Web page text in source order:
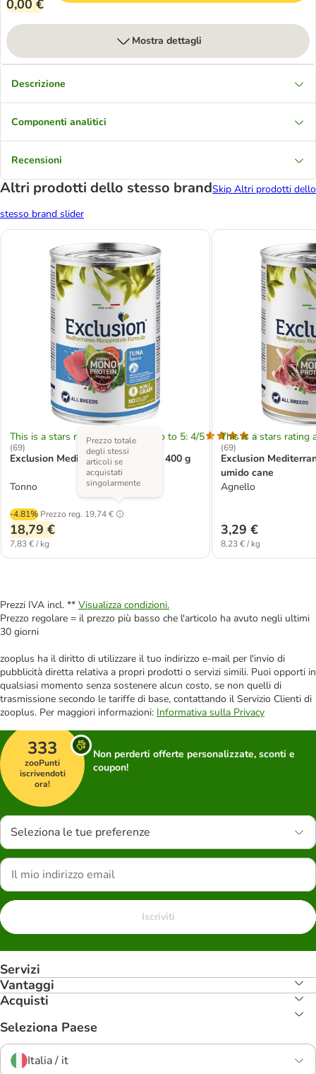
0,00 €
Mostra dettagli
Descrizione
Componenti analitici
Recensioni
Altri prodotti dello stesso brandSkip Altri prodotti dello
stesso brand slider
This is a stars rating area from zero to 5: 4/5
(69)
Exclusion Mediterraneo Adult 6 x 400 g
Tonno
-4.81% Prezzo reg. 19,74 €
Prezzo totale
degli stessi
articoli se
acquistati
singolarmente
18,79 €
7,83 € / kg
This is a stars rating
(69)
Exclusion
umido cane
Agnello
3,29 €
8,23 € / kg
Prezzi IVA incl. ** Visualizza condizioni.
Prezzo regolare = il prezzo più basso che l'articolo ha avuto negli ultimi
30 giorni
zooplus ha il diritto di utilizzare il tuo indirizzo e-mail per l'invio di
pubblicità diretta relativa a propri prodotti o servizi simili. Puoi opporti in
qualsiasi momento senza sostenere alcun costo, se non quelli di
trasmissione secondo le tariffe di base, contattando il Servizio Clienti di
zooplus. Per maggiori informazioni: Informativa sulla Privacy
333
zooPunti
iscrivendoti
ora!
Non perderti offerte personalizzate, sconti e
coupon!
Seleziona le tue preferenze
Iscriviti
Servizi
Vantaggi
Acquisti
Seleziona Paese
Italia / it